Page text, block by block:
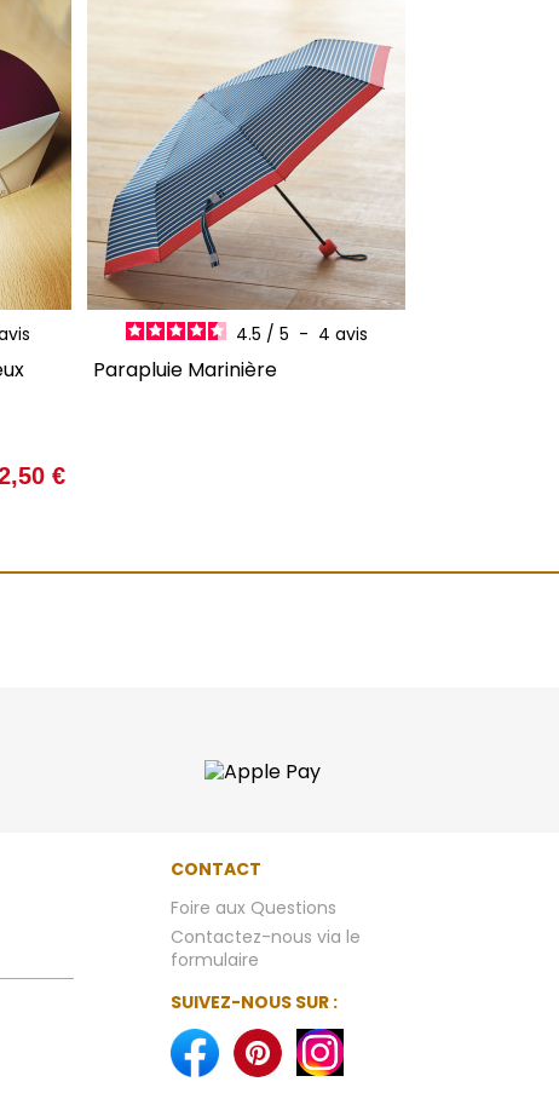
Prix
€
AJOUTER AU PANIER
4.5 / 5 - 4 avis
Parapluie Marinière
CONTACT
Foire aux Questions
Contactez-nous via le
formulaire
SUIVEZ-NOUS SUR :